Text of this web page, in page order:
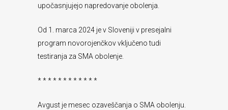
upočasnjujejo napredovanje obolenja.
Od 1. marca 2024 je v Sloveniji v presejalni
program novorojenčkov vključeno tudi
testiranja za SMA obolenje.
* * * * * * * * * * * *
Avgust je mesec ozaveščanja o SMA obolenju.